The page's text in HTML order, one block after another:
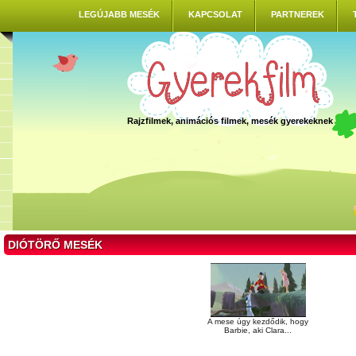
LEGÚJABB MESÉK KAPCSOLAT PARTNEREK
Rajzfilmek, animációs filmek, mesék gyerekeknek
DIÓTÖRŐ MESÉK
A mese úgy kezdődik, hogy
Barbie, aki Clara...